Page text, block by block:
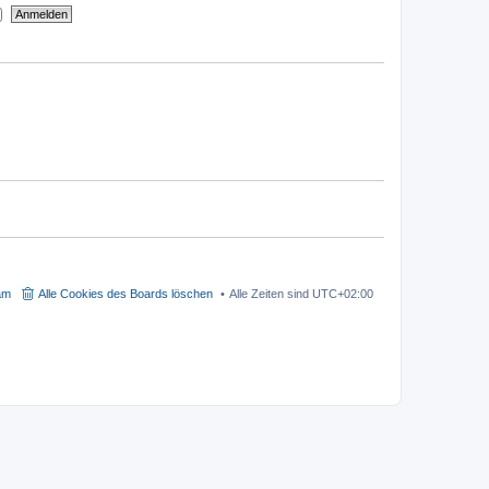
g
Alle Zeiten sind UTC+02:00
Alle Cookies des Boards löschen